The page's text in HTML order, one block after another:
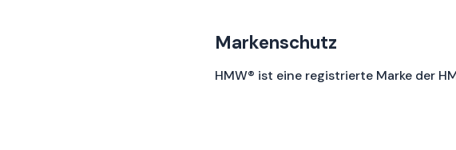
Markenschutz
HMW® ist eine registrierte Marke der